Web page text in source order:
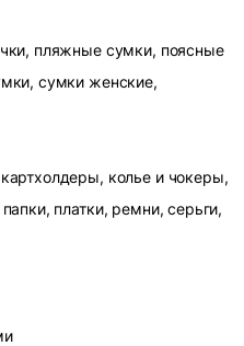
пляжные сумки, поясные
сумки женские,
колье и чокеры,
платки, ремни, серьги,